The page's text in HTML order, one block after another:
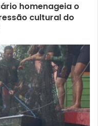
homenageia o
cultural do